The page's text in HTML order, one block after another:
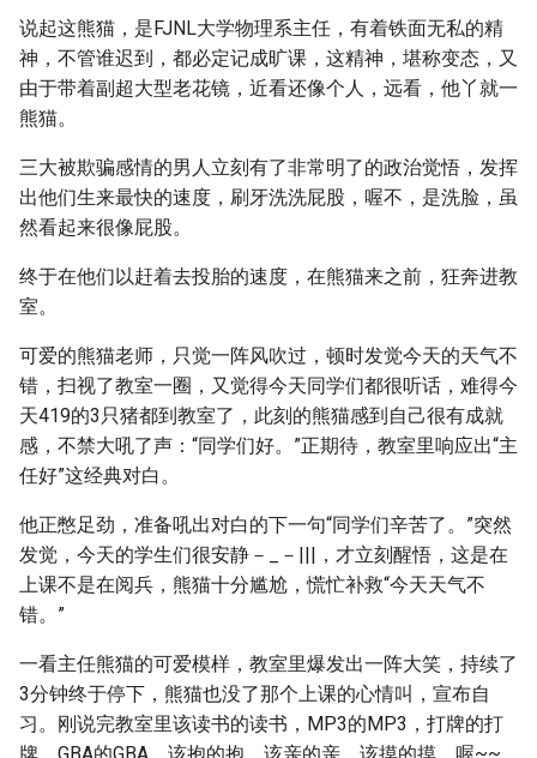
说起这熊猫，是FJNL大学物理系主任，有着铁面无私的精
神，不管谁迟到，都必定记成旷课，这精神，堪称变态，又
由于带着副超大型老花镜，近看还像个人，远看，他丫就一
熊猫。
三大被欺骗感情的男人立刻有了非常明了的政治觉悟，发挥
出他们生来最快的速度，刷牙洗洗屁股，喔不，是洗脸，虽
然看起来很像屁股。
终于在他们以赶着去投胎的速度，在熊猫来之前，狂奔进教
室。
可爱的熊猫老师，只觉一阵风吹过，顿时发觉今天的天气不
错，扫视了教室一圈，又觉得今天同学们都很听话，难得今
天419的3只猪都到教室了，此刻的熊猫感到自己很有成就
感，不禁大吼了声：“同学们好。”正期待，教室里响应出“主
任好”这经典对白。
他正憋足劲，准备吼出对白的下一句“同学们辛苦了。”突然
发觉，今天的学生们很安静－_－|||，才立刻醒悟，这是在
上课不是在阅兵，熊猫十分尴尬，慌忙补救“今天天气不
错。”
一看主任熊猫的可爱模样，教室里爆发出一阵大笑，持续了
3分钟终于停下，熊猫也没了那个上课的心情叫，宣布自
习。刚说完教室里该读书的读书，MP3的MP3，打牌的打